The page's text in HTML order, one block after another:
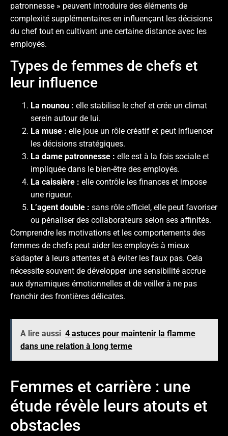
patronnesse » peuvent introduire des éléments de
complexité supplémentaires en influençant les décisions
du chef tout en cultivant une certaine distance avec les
employés.
Types de femmes de chefs et
leur influence
La nounou : elle stabilise le chef et crée un climat
serein autour de lui.
La muse : elle joue un rôle créatif et peut influencer
les décisions stratégiques.
La dame patronnesse : elle est à la fois sociale et
impliquée dans le bien-être des employés.
La caissière : elle contrôle les finances et impose
une rigueur.
L’agent double : sans rôle officiel, elle peut favoriser
ou pénaliser des collaborateurs selon ses affinités.
Comprendre les motivations et les comportements des
femmes de chefs peut aider les employés à mieux
s’adapter à leurs attentes et à éviter les faux pas. Cela
nécessite souvent de développer une sensibilité accrue
aux dynamiques émotionnelles et de veiller à ne pas
franchir des frontières délicates.
A lire aussi 4 astuces pour maintenir la flamme
dans une relation à long terme
Femmes et carrière : une
étude révèle leurs atouts et
obstacles